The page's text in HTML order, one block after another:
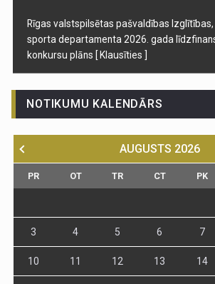
Rīgas valstspilsētas pašvaldības
sporta departamenta 2026. gada
konkursu plāns [ Klausīties ]
NOTIKUMU KALENDĀRS
AUGUSTS 2026
PR OT TR CT PK
3 4 5 6 7
10 11 12 13 14